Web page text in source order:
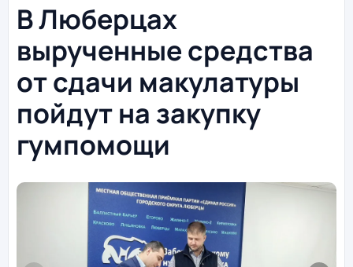
В Люберцах
вырученные средства
от сдачи макулатуры
пойдут на закупку
гумпомощи